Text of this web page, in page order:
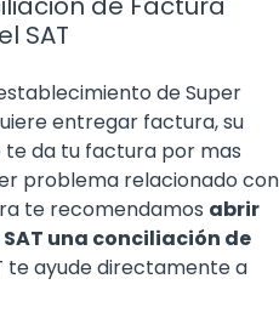
SAT
de Super
entregar factura, su
te da tu factura por mas
problema relacionado con
te recomendamos abrir
una conciliación de
te ayude directamente a